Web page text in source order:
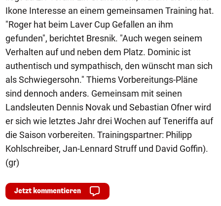
Ikone Interesse an einem gemeinsamen Training hat.
"Roger hat beim Laver Cup Gefallen an ihm
gefunden", berichtet Bresnik. "Auch wegen seinem
Verhalten auf und neben dem Platz. Dominic ist
authentisch und sympathisch, den wünscht man sich
als Schwiegersohn." Thiems Vorbereitungs-Pläne
sind dennoch anders. Gemeinsam mit seinen
Landsleuten Dennis Novak und Sebastian Ofner wird
er sich wie letztes Jahr drei Wochen auf Teneriffa auf
die Saison vorbereiten. Trainingspartner: Philipp
Kohlschreiber, Jan-Lennard Struff und David Goffin).
(gr)
Jetzt kommentieren